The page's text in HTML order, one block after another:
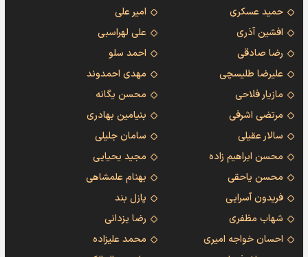
حمید عسکری
امیر علی
افشین آذری
علی لهراسبی
رضا صادقی
احمد سلو
علیرضا طلیسچی
مهدی احمدوند
مازیار فلاحی
محسن یگانه
مرتضی اشرفی
بنیامین بهادری
سالار عقیلی
سامان جلیلی
محسن ابراهیم زاده
مجید یحیایی
محسن یاحقی
بهنام علمشاهی
فریدون آسرایی
پازل بند
شهاب مظفری
رضا یزدانی
احسان خواجه امیری
محمد علیزاده